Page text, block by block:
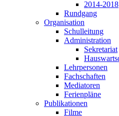
2014-2018
Rundgang
Organisation
Schulleitung
Administration
Sekretariat
Lehrpersonen
Fachschaften
Mediatoren
Ferienpläne
Publikationen
Filme